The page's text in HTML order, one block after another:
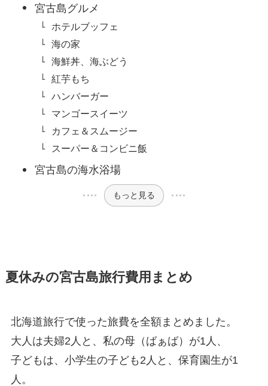
宮古島グルメ
ホテルブッフェ
海の家
海鮮丼、海ぶどう
紅芋もち
ハンバーガー
マンゴースイーツ
カフェ＆スムージー
スーパー＆コンビニ飯
宮古島の海水浴場
もっと見る
夏休みの宮古島旅行費用まとめ
北海道旅行で使った旅費を全額まとめました。
大人は夫婦2人と、私の母（ばぁば）が1人、
子どもは、小学生の子ども2人と、保育園生が1
人。